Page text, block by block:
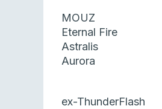
MOUZ
Eternal Fire
Astralis
Aurora
ex-ThunderFlash